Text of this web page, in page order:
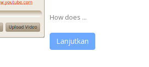
How does ...
Lanjutkan